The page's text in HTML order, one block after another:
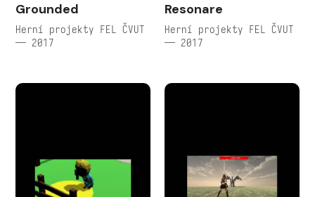
Grounded
Herní projekty FEL ČVUT
— 2017
Resonare
Herní projekty FEL ČVUT
— 2017